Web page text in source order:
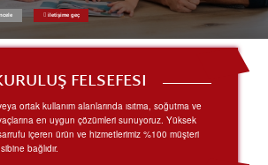
iletişime geç
FELSEFESI
ortak kullanım alanlarında ısıtma, soğutma ve
en uygun çözümleri sunuyoruz. Yüksek
içeren ürün ve hizmetlerimiz %100 müşteri
bağlıdır.